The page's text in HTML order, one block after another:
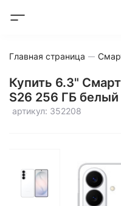
Главная страница
Купить 6.3"
S26 256 ГБ
артикул: 352208